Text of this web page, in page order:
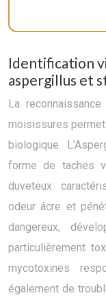
Identification
aspergillus et
La
moisissures
biologique.
forme de taches
duveteux
odeur âcre et
dangereux,
particulièrement
mycotoxines
également de